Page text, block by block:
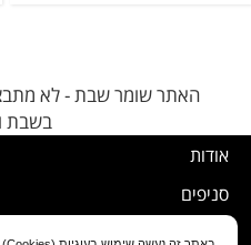
האתר שומר שבת - לא
בשבת
אודות
סניפים